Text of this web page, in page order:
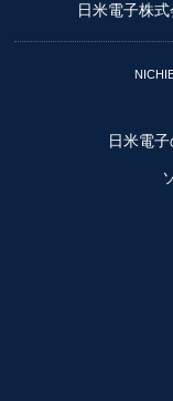
日米電子株
日米電